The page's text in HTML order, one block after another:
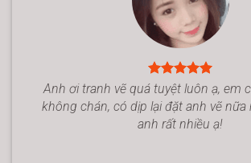
Anh ơi tranh vẽ quá tuyệt luôn ạ, em
không chán, có dịp lại đặt anh vẽ nữa
anh rất nhiều ạ!